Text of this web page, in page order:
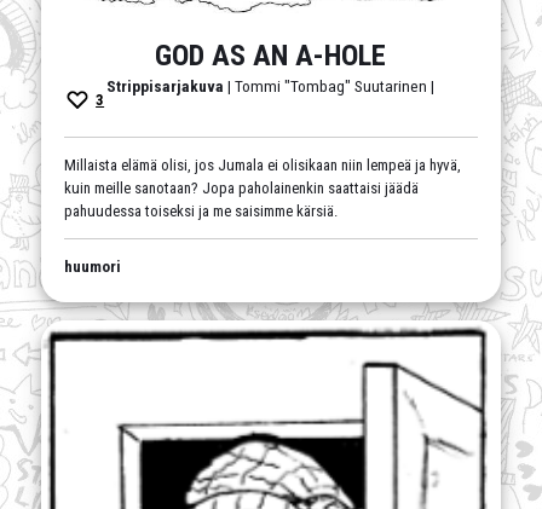
GOD AS AN A-HOLE
Strippisarjakuva | Tommi "Tombag" Suutarinen |
3
Millaista elämä olisi, jos Jumala ei olisikaan niin lempeä ja hyvä,
kuin meille sanotaan? Jopa paholainenkin saattaisi jäädä
pahuudessa toiseksi ja me saisimme kärsiä.
huumori